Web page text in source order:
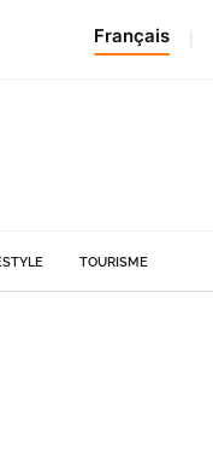
Français
TOURISME